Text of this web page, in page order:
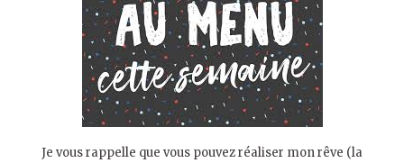
Je vous rappelle que vous pouvez réaliser mon rêve (la